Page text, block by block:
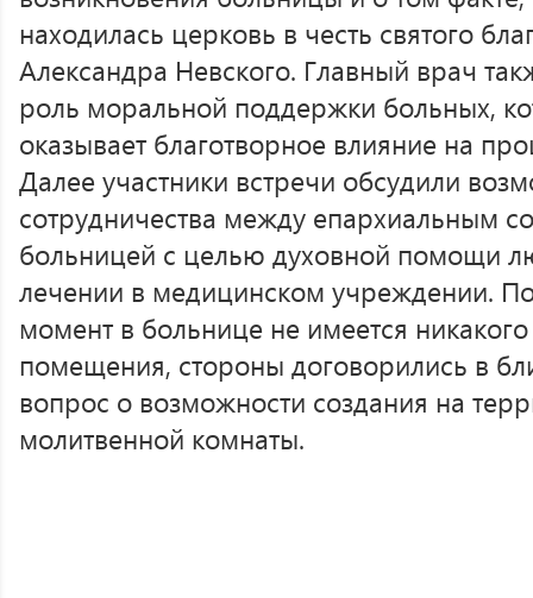
находилась церковь в честь святого
Александра Невского. Главный врач
роль моральной поддержки больных,
оказывает благотворное влияние на
Далее участники встречи обсудили
сотрудничества между епархиальным
больницей с целью духовной помощи
лечении в медицинском учреждении.
момент в больнице не имеется
помещения, стороны договорились в
вопрос о возможности создания на
молитвенной комнаты.